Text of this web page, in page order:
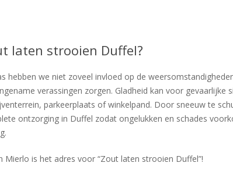
laten strooien Duffel?
hebben we niet zoveel invloed op de
verassingen zorgen. Gladheid kan voor
parkeerplaats of winkelpand. Door sneeuw te
ontzorging in Duffel zodat ongelukken en schades
Mierlo is het adres voor “Zout laten strooien Duffel”!